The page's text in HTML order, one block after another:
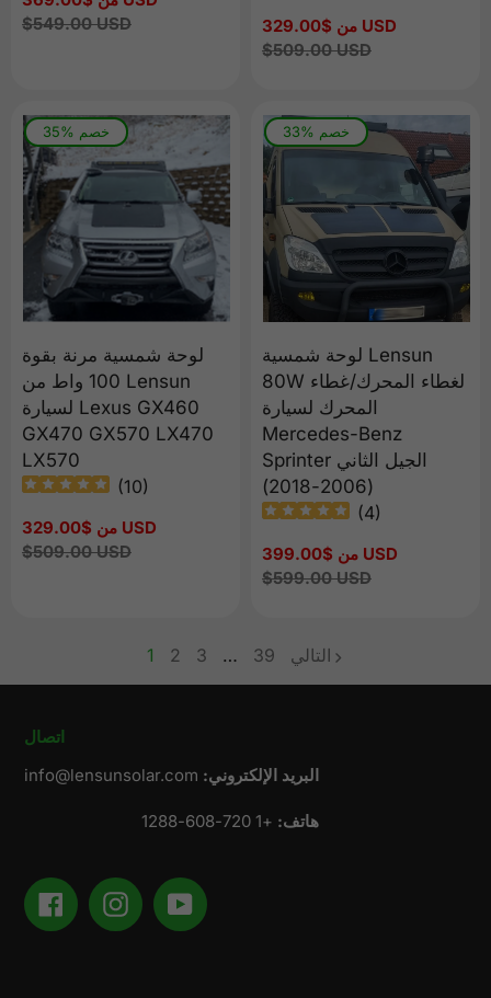
البيع
السعر
$549.00 USD
سعر
البيع
من $329.00 USD
السعر
$509.00 USD
35% خصم
لوحة شمسية مرنة بقوة
100 واط من Lensun
لسيارة Lexus GX460
GX470 GX570 LX470
LX570
(10)
سعر
البيع
من $329.00 USD
السعر
$509.00 USD
33% خصم
لوحة شمسية Lensun
80W لغطاء المحرك/غطاء
المحرك لسيارة
Mercedes-Benz
Sprinter الجيل الثاني
(2006-2018)
(4)
سعر
البيع
من $399.00 USD
السعر
$599.00 USD
1
page
2
page
3 …
page
39 التالي
اتصال
البريد الإلكتروني:
هاتف: +1 720-608-1288
FacebookInstagramYouTube